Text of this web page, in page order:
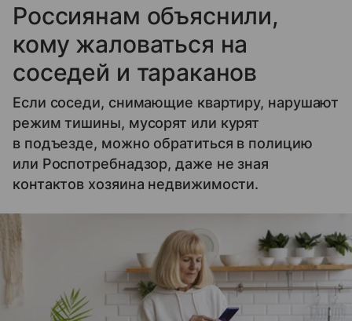
Россиянам объяснили,
кому жаловаться на
соседей и тараканов
Если соседи, снимающие квартиру, нарушают
режим тишины, мусорят или курят
в подъезде, можно обратиться в полицию
или Роспотребнадзор, даже не зная
контактов хозяина недвижимости.